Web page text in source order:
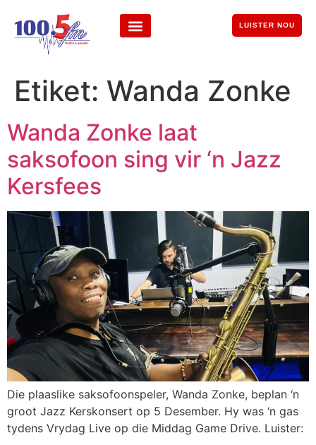
LUISTER NOU
Etiket: Wanda Zonke
Wanda Zonke laat
saksofoon sing vir ‘n Jazz
Kersfees
Die plaaslike saksofoonspeler, Wanda Zonke, beplan ‘n
groot Jazz Kerskonsert op 5 Desember. Hy was ‘n gas
tydens Vrydag Live op die Middag Game Drive. Luister: